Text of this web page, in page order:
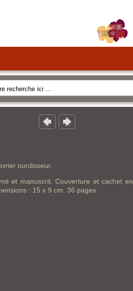
ourdisseur.
et manuscrit. Couverture et cachet en
: 15 x 9 cm. 36 pages.